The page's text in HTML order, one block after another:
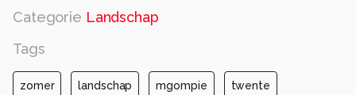
Categorie Landschap
Tags
zomer landschap mgompie twente